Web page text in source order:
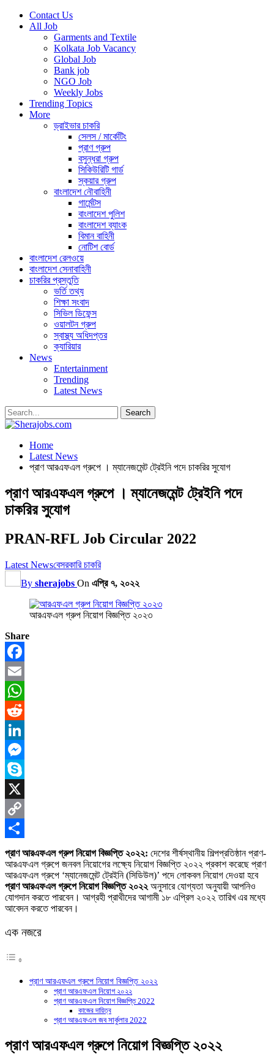
Contact Us
All Job
Garments and Textile
Kolkata Job Vacancy
Global Job
Bank job
NGO Job
Weekly Jobs
Trending Topics
More
ড্রাইভার চাকরি
সেলস / মার্কেটিং
প্রাণ গ্রুপ
বসুন্ধরা গ্রুপ
সিকিউরিটি গার্ড
স্কয়ার গ্রুপ
বাংলাদেশ নৌবাহিনী
গার্মেন্টস
বাংলাদেশ পুলিশ
বাংলাদেশ ব্যাংক
বিমান বাহিনী
নোটিশ বোর্ড
বাংলাদেশ রেলওয়ে
বাংলাদেশ সেনাবাহিনী
চাকরির প্রস্তুতি
ভর্তি তথ্য
শিক্ষা সংবাদ
সিভিল ডিফেন্স
ওয়ালটন গ্রুপ
স্বাস্থ্য অধিদপ্তর
ক্যারিয়ার
News
Entertainment
Trending
Latest News
Home
Latest News
প্রাণ আরএফএল গ্রুপে । ম্যানেজমেন্ট ট্রেইনি পদে চাকরির সুযোগ
প্রাণ আরএফএল গ্রুপে । ম্যানেজমেন্ট ট্রেইনি পদে
চাকরির সুযোগ
PRAN-RFL Job Circular 2022
Latest Newsবেসরকারি চাকরি
By sherajobs On এপ্রি ৭, ২০২২
আরএফএল গ্রুপ নিয়োগ বিজ্ঞপ্তি ২০২৩
Share
Facebook
Email
WhatsApp
Reddit
LinkedIn
Messenger
Skype
X
Copy
Link
Share
প্রাণ আরএফএল গ্রুপ নিয়োগ বিজ্ঞপ্তি ২০২২: দেশের শীর্ষস্থানীয় শিল্পপ্রতিষ্ঠান প্রাণ-
আরএফএল গ্রুপে জনবল নিয়োগের লক্ষ্যে নিয়োগ বিজ্ঞপ্তি ২০২২ প্রকাশ করেছে প্রাণ
আরএফএল গ্রুপে ‘ম্যানেজমেন্ট ট্রেইনি (সিডিউল)’ পদে লোকবল নিয়োগ দেওয়া হবে
প্রাণ আরএফএল গ্রুপে নিয়োগ বিজ্ঞপ্তি ২০২২ অনুসারে যোগ্যতা অনুযায়ী আপনিও
যোগদান করতে পারবেন। আগ্রহী প্রাথীদের আগামী ১৮ এপ্রিল ২০২২ তারিখ এর মধ্যে
আবেদন করতে পারবেন।
এক নজরে
প্রাণ আরএফএল গ্রুপে নিয়োগ বিজ্ঞপ্তি ২০২২
প্রাণ আরএফএল নিয়োগ ২০২২
প্রাণ আরএফএল নিয়োগ বিজ্ঞপ্তি 2022
কাজের দায়িত্ব
প্রাণ আরএফএল জব সার্কুলার 2022
প্রাণ আরএফএল গ্রুপে নিয়োগ বিজ্ঞপ্তি ২০২২